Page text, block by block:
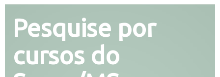
Pesquise por
cursos do